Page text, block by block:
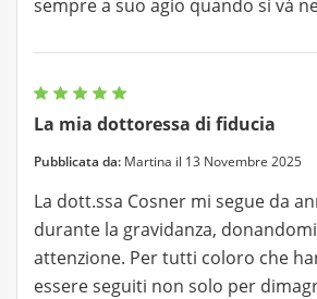
sempre a suo agio quando si và
La mia dottoressa di fiducia
Pubblicata da: Martina il 13 Novembre 2025
La dott.ssa Cosner mi segue da
durante la gravidanza,
attenzione. Per tutti coloro che
essere seguiti non solo per